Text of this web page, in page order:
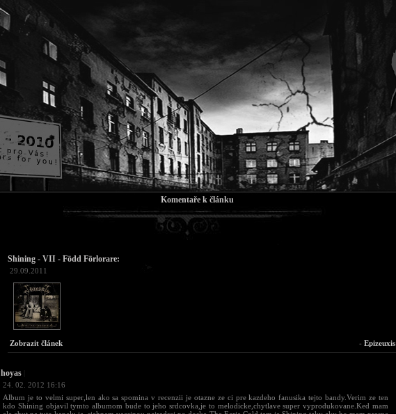
Komentaře k článku
Shining - VII - Född Förlorare:
29.09.2011
Zobrazit článek - Epizeuxis
hoyas
24. 02. 2012 16:16
Album je to velmi super,len ako sa spomina v recenzii je otazne ze ci pre kazdeho fanusika tejto bandy.Verim ze ten
kdo Shining objavil tymto albumom bude to jeho srdcovka,je to melodicke,chytlave super vyprodukovane.Ked mam